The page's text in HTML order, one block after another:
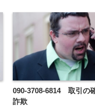
090-3708-6814 取引の
詐欺